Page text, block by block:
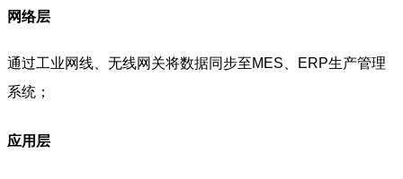
网络层
通过工业网线、无线网关将数据同步至MES、ERP生产管理
系统；
应用层